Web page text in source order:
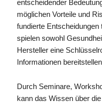
entscheidender
möglichen Vorteile und
fundierte
spielen sowohl
Hersteller eine
Informationen
Durch Seminare,
kann das Wissen über